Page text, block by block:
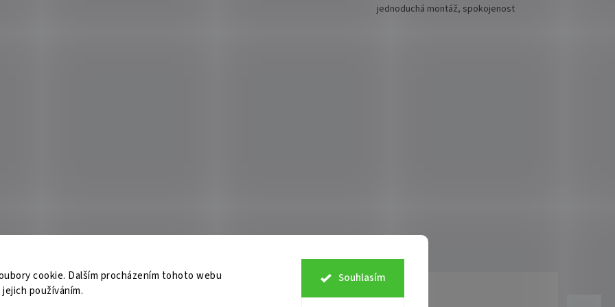
cookie. Dalším procházením tohoto webu
používáním.
Souhlasím
jednoduchá montáž, spokojenost